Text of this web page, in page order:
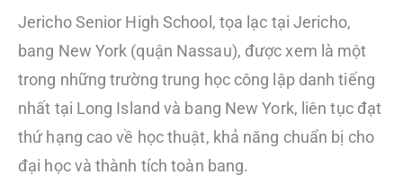
Jericho Senior High School, tọa lạc tại Jericho,
bang New York (quận Nassau), được xem là một
trong những trường trung học công lập danh tiếng
nhất tại Long Island và bang New York, liên tục đạt
thứ hạng cao về học thuật, khả năng chuẩn bị cho
đại học và thành tích toàn bang.